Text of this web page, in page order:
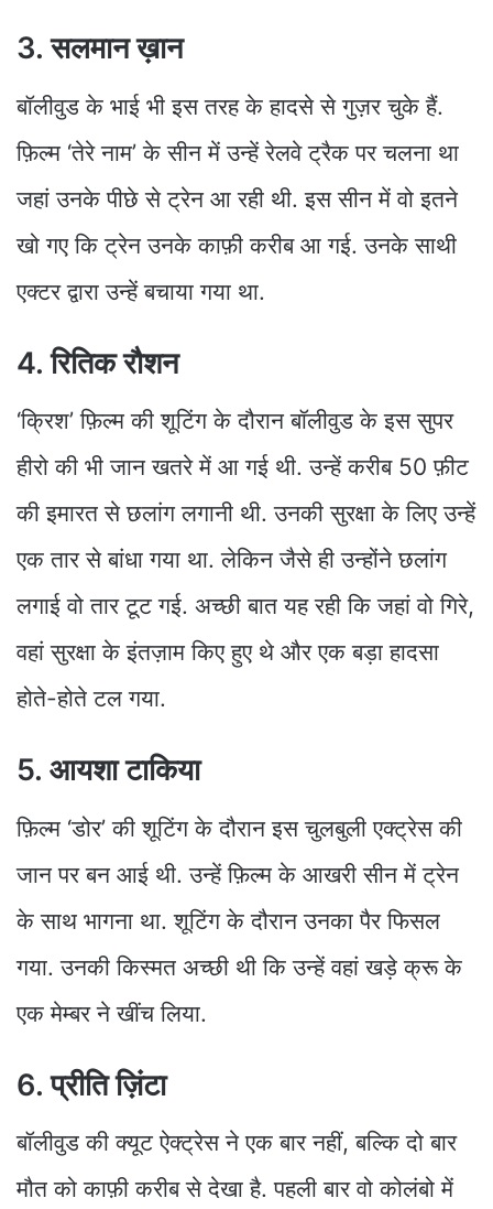
3. सलमान ख़ान
बॉलीवुड के भाई भी इस तरह के हादसे से गुज़र चुके हैं.
फ़िल्म ‘तेरे नाम’ के सीन में उन्हें रेलवे ट्रैक पर चलना था
जहां उनके पीछे से ट्रेन आ रही थी. इस सीन में वो इतने
खो गए कि ट्रेन उनके काफ़ी करीब आ गई. उनके साथी
एक्टर द्वारा उन्हें बचाया गया था.
4. रितिक रौशन
‘क्रिश’ फ़िल्म की शूटिंग के दौरान बॉलीवुड के इस सुपर
हीरो की भी जान खतरे में आ गई थी. उन्हें करीब 50 फ़ीट
की इमारत से छलांग लगानी थी. उनकी सुरक्षा के लिए उन्हें
एक तार से बांधा गया था. लेकिन जैसे ही उन्होंने छलांग
लगाई वो तार टूट गई. अच्छी बात यह रही कि जहां वो गिरे,
वहां सुरक्षा के इंतज़ाम किए हुए थे और एक बड़ा हादसा
होते-होते टल गया.
5. आयशा टाकिया
फ़िल्म ‘डोर’ की शूटिंग के दौरान इस चुलबुली एक्ट्रेस की
जान पर बन आई थी. उन्हें फ़िल्म के आखरी सीन में ट्रेन
के साथ भागना था. शूटिंग के दौरान उनका पैर फिसल
गया. उनकी किस्मत अच्छी थी कि उन्हें वहां खड़े क्रू के
एक मेम्बर ने खींच लिया.
6. प्रीति ज़िंटा
बॉलीवुड की क्यूट ऐक्ट्रेस ने एक बार नहीं, बल्कि दो बार
मौत को काफ़ी करीब से देखा है. पहली बार वो कोलंबो में